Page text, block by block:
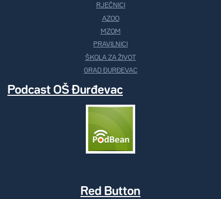
RJEČNICI
AZOO
MZOM
PRAVILNICI
ŠKOLA ZA ŽIVOT
GRAD ĐURĐEVAC
Podcast OŠ Đurđevac
Red Button